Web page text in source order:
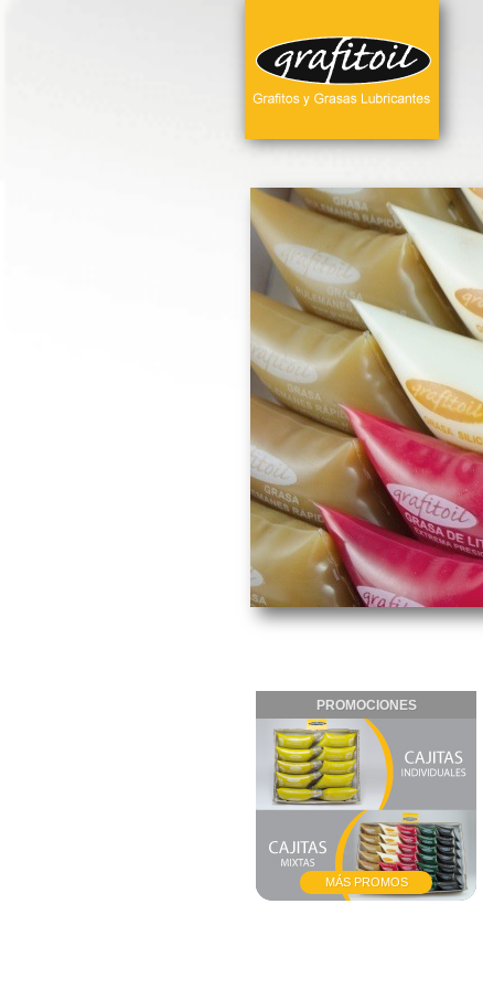
PROMOCIONES
MÁS PROMOS